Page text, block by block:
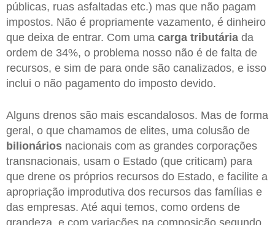
públicas, ruas asfaltadas etc.) mas que não pagam
impostos. Não é propriamente vazamento, é dinheiro
que deixa de entrar. Com uma carga tributária da
ordem de 34%, o problema nosso não é de falta de
recursos, e sim de para onde são canalizados, e isso
inclui o não pagamento do imposto devido.
Alguns drenos são mais escandalosos. Mas de forma
geral, o que chamamos de elites, uma colusão de
bilionários nacionais com as grandes corporações
transnacionais, usam o Estado (que criticam) para
que drene os próprios recursos do Estado, e facilite a
apropriação improdutiva dos recursos das famílias e
das empresas. Até aqui temos, como ordens de
grandeza, e com variações na composição segundo